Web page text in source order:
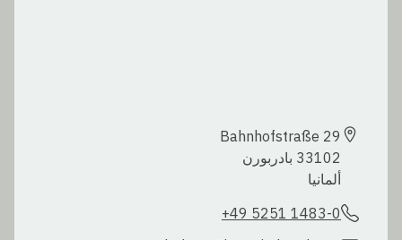
ألمانيا
+49 5251 1483-0